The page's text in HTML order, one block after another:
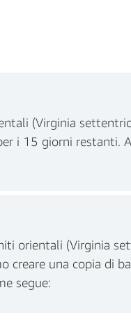
(Virginia
i 15 giorni restanti.
orientali (Virginia
una copia di
segue: